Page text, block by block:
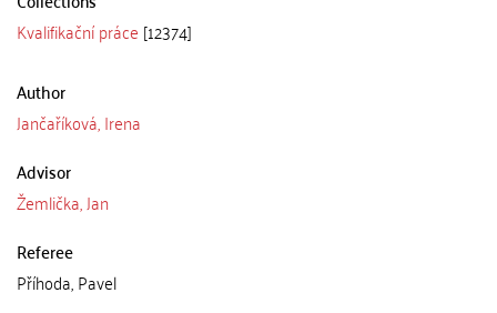
Kvalifikační práce [12374]
Author
Jančaříková, Irena
Advisor
Žemlička, Jan
Referee
Příhoda, Pavel